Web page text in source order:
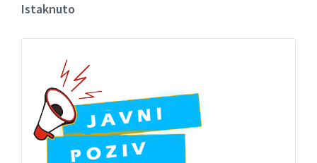
Istaknuto